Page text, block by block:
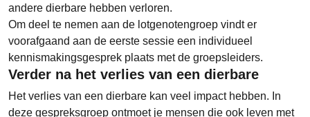
andere dierbare hebben verloren.
Om deel te nemen aan de lotgenotengroep vindt er
voorafgaand aan de eerste sessie een individueel
kennismakingsgesprek plaats met de groepsleiders.
Verder na het verlies van een dierbare
Het verlies van een dierbare kan veel impact hebben. In
deze gespreksgroep ontmoet je mensen die ook leven met